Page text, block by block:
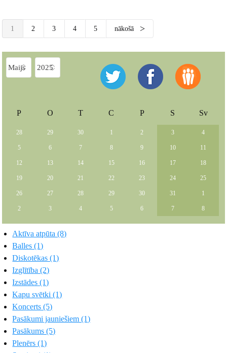
1 2 3 4 5 nākošā
P O T C P S Sv
28 29 30 1 2 3 4
5 6 7 8 9 10 11
12 13 14 15 16 17 18
19 20 21 22 23 24 25
26 27 28 29 30 31 1
2 3 4 5 6 7 8
Aktīva atpūta (8)
Balles (1)
Diskotēkas (1)
Izglītība (2)
Izstādes (1)
Kapu svētki (1)
Koncerts (5)
Pasākumi jauniešiem (1)
Pasākums (5)
Plenērs (1)